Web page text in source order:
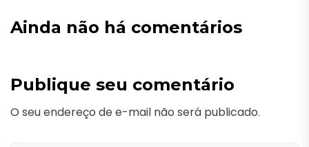
Ainda não há comentários
Publique seu comentário
O seu endereço de e-mail não será publicado.